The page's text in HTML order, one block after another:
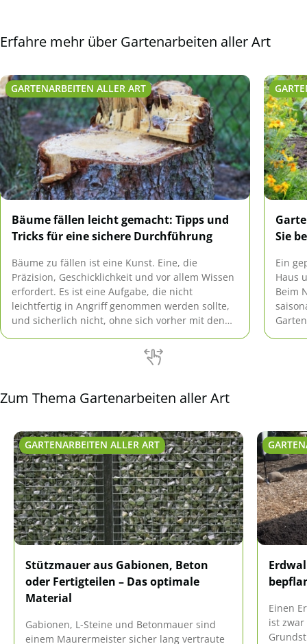
Erfahre mehr über Gartenarbeiten aller Art
GARTENARBEITEN ALLER ART
Bäume fällen leicht gemacht: Tipps und
Tricks für eine sichere Durchführung
Bäume zu fällen ist eine Kunst. Eine, die
Präzision, Geschicklichkeit und vor allem Wissen
erfordert. Es ist eine Aufgabe, die nicht
leichtfertig in Angriff genommen werden sollte,
und sicherlich nicht, ohne sich vorher mit den
umfangreiche Leitfaden wird Ihnen dabei helfen,
die wesentlichen Aspekte des Baumfällens zu
Sie
Ein
Haus
Beim
Zum Thema Gartenarbeiten aller Art
GARTENARBEITEN ALLER ART
Stützmauer aus Gabionen, Beton
oder Fertigteilen – Das optimale
Material
Gabionen, L-Steine und Betonmauer sind
einem Maurermeister sicher lang vertraute
Einen
ist